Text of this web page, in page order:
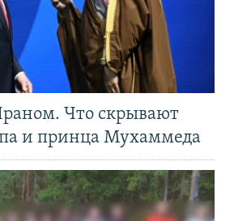
Что скрывают
и принца Мухаммеда